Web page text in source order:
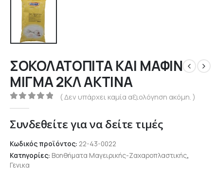
ΣΟΚΟΛΑΤΟΠΙΤΑ ΚΑΙ ΜΑΦΙΝ
ΜΙΓΜΑ 2ΚΛ ΑΚΤΙΝΑ
0out of 5
( Δεν υπάρχει καμία αξιολόγηση ακόμη. )
Συνδεθείτε για να δείτε τιμές
Κωδικός προϊόντος: 22-43-0022
Κατηγορίες: Βοηθήματα Μαγειρικής-Ζαχαροπλαστικής,
Γενικα